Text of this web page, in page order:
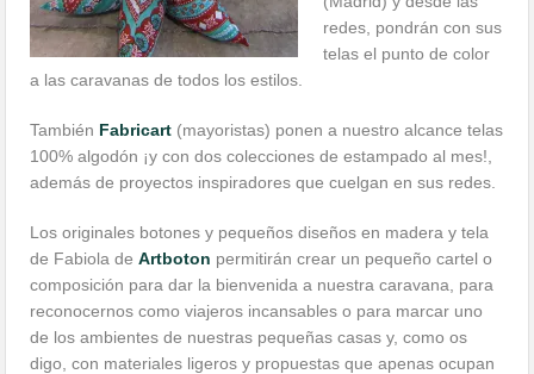
redes, pondrán con sus
telas el punto de color
a las caravanas de todos los estilos.
También Fabricart (mayoristas) ponen a nuestro alcance telas
100% algodón ¡y con dos colecciones de estampado al mes!,
además de proyectos inspiradores que cuelgan en sus redes.
Los originales botones y pequeños diseños en madera y tela
de Fabiola deArtboton permitirán crear un pequeño cartel o
composición para dar la bienvenida a nuestra caravana, para
reconocernos como viajeros incansables o para marcar uno
de los ambientes de nuestras pequeñas casas y, como os
digo, con materiales ligeros y propuestas que apenas ocupan